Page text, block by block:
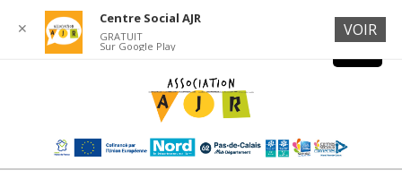
✕
Centre Social AJR
GRATUIT
Sur Google Play
VOIR